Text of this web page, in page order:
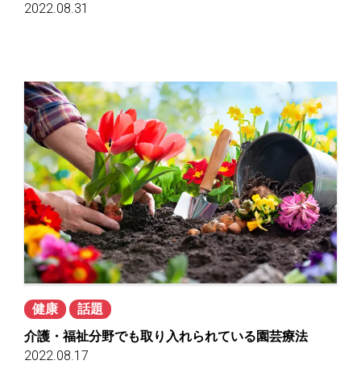
2022.08.31
健康
話題
介護・福祉分野でも取り入れられている園芸療法
2022.08.17